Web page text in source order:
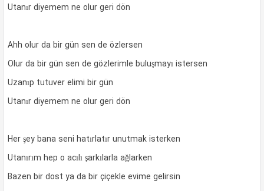
Utanır diyemem ne olur geri dön
Ahh olur da bir gün sen de özlersen
Olur da bir gün sen de gözlerimle buluşmayı istersen
Uzanıp tutuver elimi bir gün
Utanır diyemem ne olur geri dön
Her şey bana seni hatırlatır unutmak isterken
Utanırım hep o acılı şarkılarla ağlarken
Bazen bir dost ya da bir çiçekle evime gelirsin